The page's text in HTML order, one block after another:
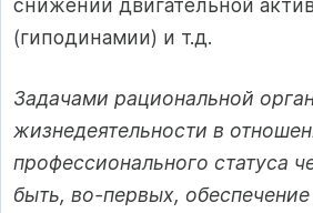
снижении двигательной
(гиподинамии) и т.д.
Задачами рациональной
жизнедеятельности в
профессионального статуса
быть, во-первых,